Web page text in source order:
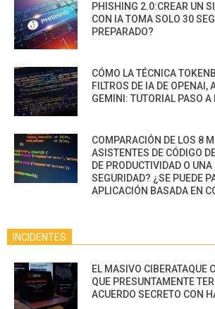
PHISHING 2.0:CREAR UN
CON IA TOMA SOLO 30
PREPARADO?
CÓMO LA TÉCNICA
FILTROS DE IA DE OPENAI,
GEMINI: TUTORIAL PASO A
COMPARACIÓN DE LOS 8
ASISTENTES DE CÓDIGO
DE PRODUCTIVIDAD O
SEGURIDAD? ¿SE PUEDE
APLICACIÓN BASADA EN
INCIDENTES
EL MASIVO CIBERATAQUE
QUE PRESUNTAMENTE
ACUERDO SECRETO CON